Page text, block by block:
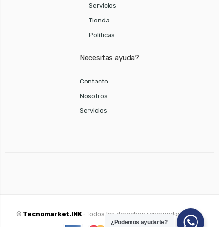
Servicios
Tienda
Políticas
Necesitas ayuda?
Contacto
Nosotros
Servicios
© Tecnomarket.INK- Todos los derechos reservados - 2025
¿Podemos ayudarte?